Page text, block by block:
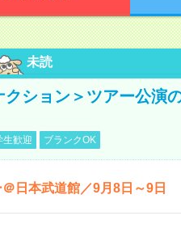
未読
ション＞ツアー公演
生歓迎 ブランクOK
日本武道館／9月8日～9日